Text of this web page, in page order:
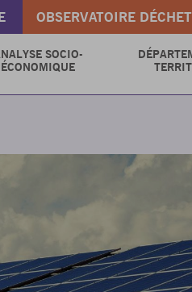
OBSERVATOIRE
SOCIO-
ÉCONOMIQUE